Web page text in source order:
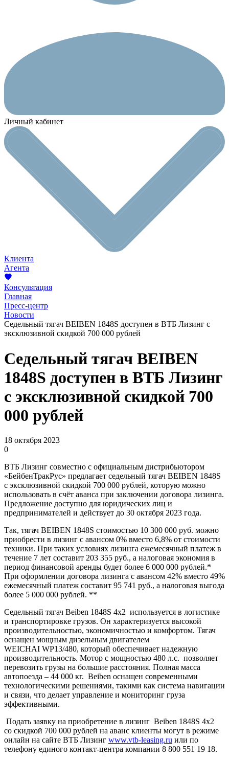
Личный кабинет
Клиента
Агента
Консультация
Главная
Пресс-центр
Новости
Седельный тягач BEIBEN 1848S доступен в ВТБ Лизинг с
эксклюзивной скидкой 700 000 рублей
Седельный тягач BEIBEN
1848S доступен в ВТБ Лизинг
с эксклюзивной скидкой 700
000 рублей
18 октября 2023
0
ВТБ Лизинг совместно с официальным дистрибьютором
«БейбенТракРус» предлагает седельный тягач BEIBEN 1848S
с эксклюзивной скидкой 700 000 рублей, которую можно
использовать в счёт аванса при заключении договора лизинга.
Предложение доступно для юридических лиц и
предпринимателей и действует до 30 октября 2023 года.
Так, тягач BEIBEN 1848S стоимостью 10 300 000 руб. можно
приобрести в лизинг с авансом 0% вместо 6,8% от стоимости
техники. При таких условиях лизинга ежемесячный платеж в
течение 7 лет составит 203 355 руб., а налоговая экономия в
период финансовой аренды будет более 6 000 000 рублей.*
При оформлении договора лизинга с авансом 42% вместо 49%
ежемесячный платеж составит 95 741 руб., а налоговая выгода
более 5 000 000 рублей. **
Седельный тягач Beiben 1848S 4х2 используется в логистике
и транспортировке грузов. Он характеризуется высокой
производительностью, экономичностью и комфортом. Тягач
оснащен мощным дизельным двигателем
WEICHAI WP13/480, который обеспечивает надежную
производительность. Мотор с мощностью 480 л.с. позволяет
перевозить грузы на большие расстояния. Полная масса
автопоезда – 44 000 кг. Beiben оснащен современными
технологическими решениями, такими как система навигации
и связи, что делает управление и мониторинг груза
эффективными.
Подать заявку на приобретение в лизинг Beiben 1848S 4х2
со скидкой 700 000 рублей на аванс клиенты могут в режиме
онлайн на сайте ВТБ Лизинг www.vtb-leasing.ru или по
телефону единого контакт-центра компании 8 800 551 19 18.